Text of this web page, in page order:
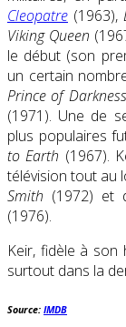
Cleopatre (1963),
Viking Queen
le début (son
un certain
Prince of Darkness
(1971). Une de
plus populaires
to Earth (1967).
télévision tout au
Smith (1972) et
(1976).
Keir, fidèle à son
surtout dans la
Source: IMDB